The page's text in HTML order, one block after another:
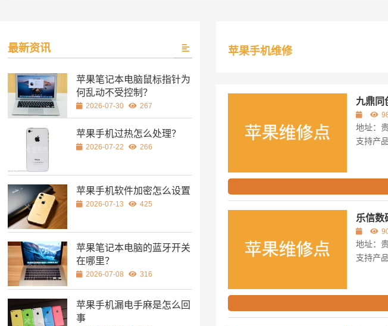
苹果手机维修
九鼎同
地址：
支持产
乐信数
地址：
支持产
最新资讯
苹果笔记本电脑鼠标指针为
何乱动不受控制？
2026-07-30 267
苹果手机过热怎么处理？
2026-07-22 266
苹果手机软件加密怎么设置
2026-07-13 425
苹果笔记本电脑的蓝牙开关
在哪里？
2026-07-08 316
苹果手机漏电手麻是怎么回
事